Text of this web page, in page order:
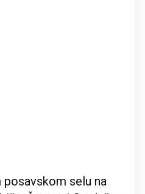
posavskom selu na